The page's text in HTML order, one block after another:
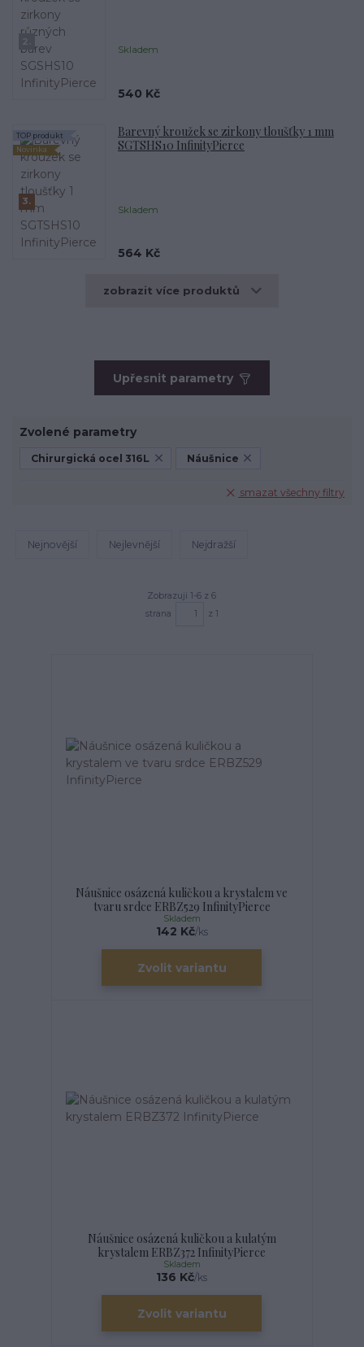
Skladem
540 Kč
3.
Barevný kroužek se zirkony tloušťky 1 mm
SGTSHS10 InfinityPierce
Skladem
TOP produkt
Novinka
564 Kč
zobrazit více produktů
Upřesnit parametry
Zvolené parametry
Chirurgická ocel 316L Náušnice
smazat všechny filtry
Nejnovější Nejlevnější Nejdražší
Zobrazuji 1-6 z 6
strana
z 1
Náušnice osázená kuličkou a krystalem ve
tvaru srdce ERBZ529 InfinityPierce
142 Kč/ks
Skladem
Zvolit variantu
Náušnice osázená kuličkou a kulatým
krystalem ERBZ372 InfinityPierce
136 Kč/ks
Skladem
Zvolit variantu